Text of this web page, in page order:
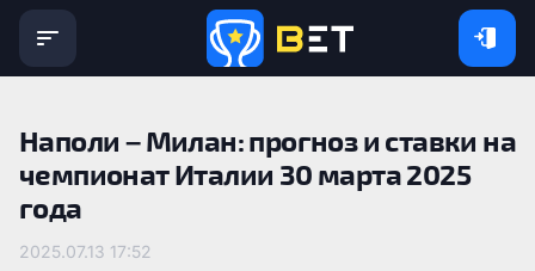
Наполи – Милан: прогноз и ставки на
чемпионат Италии 30 марта 2025
года
2025.07.13 17:52